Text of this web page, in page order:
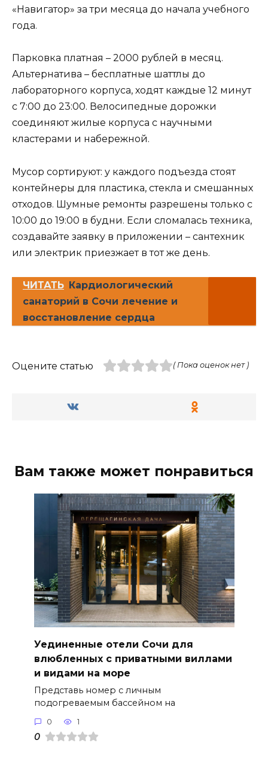
«Навигатор» за три месяца до начала учебного
года.
Парковка платная – 2000 рублей в месяц.
Альтернатива – бесплатные шаттлы до
лабораторного корпуса, ходят каждые 12 минут
с 7:00 до 23:00. Велосипедные дорожки
соединяют жилые корпуса с научными
кластерами и набережной.
Мусор сортируют: у каждого подъезда стоят
контейнеры для пластика, стекла и смешанных
отходов. Шумные ремонты разрешены только с
10:00 до 19:00 в будни. Если сломалась техника,
создавайте заявку в приложении – сантехник
или электрик приезжает в тот же день.
ЧИТАТЬ Кардиологический
санаторий в Сочи лечение и
восстановление сердца
Оцените статью ( Пока оценок нет )
Вам также может понравиться
Уединенные отели Сочи для
влюбленных с приватными виллами
и видами на море
Представь номер с личным
подогреваемым бассейном на
0 1
0